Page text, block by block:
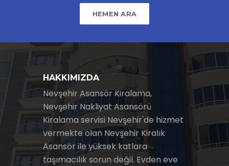
HEMEN ARA
HAKKIMIZDA
Nevşehir Asansör Kiralama,
Nevşehir Nakliyat Asansörü
Kiralama servisi Nevşehir'de hizmet
vermekte olan Nevşehir Kiralık
Asansör ile yüksek katlara
taşımacılık sorun değil. Evden eve